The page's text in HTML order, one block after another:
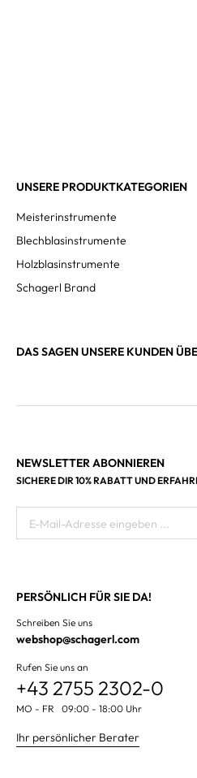
UNSERE PRODUKTKATEGORIEN
Meisterinstrumente
Blechblasinstrumente
Holzblasinstrumente
Schagerl Brand
DAS SAGEN UNSERE KUNDEN
NEWSLETTER ABONNIEREN
SICHERE DIR 10% RABATT UND
E-Mail-Adresse eingeben ...
PERSÖNLICH FÜR SIE DA!
Schreiben Sie uns
webshop@schagerl.com
Rufen Sie uns an
+43 2755 2302-0
MO - FR 09:00 - 18:00 Uhr
Ihr persönlicher Berater